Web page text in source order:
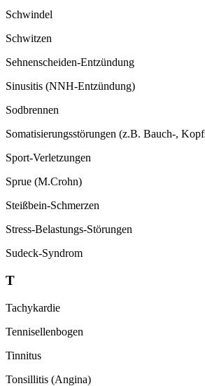
Schwindel
Schwitzen
Sehnenscheiden-Entzündung
Sinusitis (NNH-Entzündung)
Sodbrennen
Somatisierungsstörungen (z.B. Bauch-,
Sport-Verletzungen
Sprue (M.Crohn)
Steißbein-Schmerzen
Stress-Belastungs-Störungen
Sudeck-Syndrom
T
Tachykardie
Tennisellenbogen
Tinnitus
Tonsillitis (Angina)